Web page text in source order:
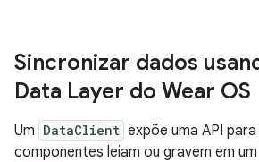
Sincronizar dados
Data Layer do Wear OS
Um DataClient expõe uma API
componentes leiam ou gravem em um